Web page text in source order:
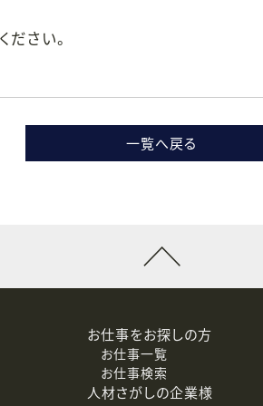
さい。
一覧へ戻る
お仕事をお探しの方
お仕事一覧
お仕事検索
人材さがしの企業様